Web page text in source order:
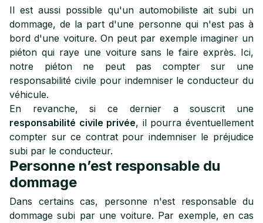
Il est aussi possible qu'un automobiliste ait subi un
dommage, de la part d'une personne qui n'est pas à
bord d'une voiture. On peut par exemple imaginer un
piéton qui raye une voiture sans le faire exprès. Ici,
notre piéton ne peut pas compter sur une
responsabilité civile pour indemniser le conducteur du
véhicule.
En revanche, si ce dernier a souscrit une
responsabilité civile privée, il pourra éventuellement
compter sur ce contrat pour indemniser le préjudice
subi par le conducteur.
Personne n’est responsable du
dommage
Dans certains cas, personne n'est responsable du
dommage subi par une voiture. Par exemple, en cas